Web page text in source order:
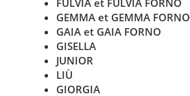
GEMMA et GEMMA FORNO
GAIA et GAIA FORNO
GISELLA
JUNIOR
LIÙ
GIORGIA